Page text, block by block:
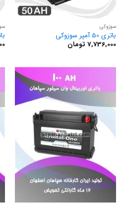
سوزوکی
باتری 50 آمپر سوزوکی
7,736,000 تومان